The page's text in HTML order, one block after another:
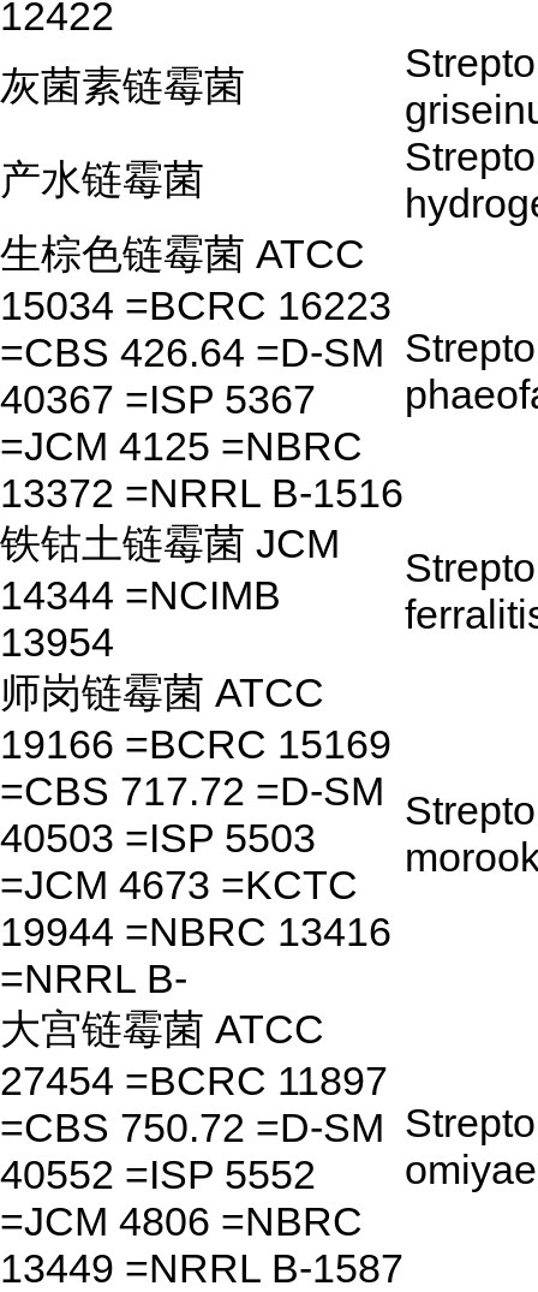
12422
灰菌素链霉菌
产水链霉菌
生棕色链霉菌 ATCC
15034 =BCRC 16223
=CBS 426.64 =D-SM
40367 =ISP 5367
=JCM 4125 =NBRC
13372 =NRRL B-1516
铁钴土链霉菌 JCM
14344 =NCIMB
13954
师岗链霉菌 ATCC
19166 =BCRC 15169
=CBS 717.72 =D-SM
40503 =ISP 5503
=JCM 4673 =KCTC
19944 =NBRC 13416
=NRRL B-
大宫链霉菌 ATCC
27454 =BCRC 11897
=CBS 750.72 =D-SM
40552 =ISP 5552
=JCM 4806 =NBRC
13449 =NRRL B-1587